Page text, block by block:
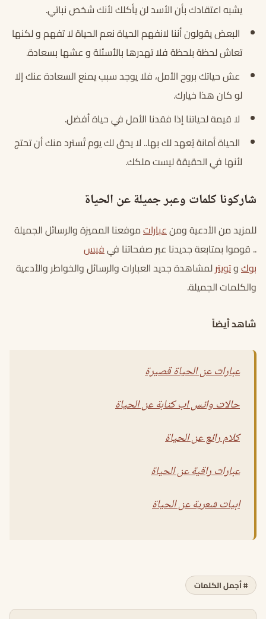
يشبه اعتقادك بأن الأسد لن يأكلك لأنك شخص نباتي.
البعض يقولون أننا لانفهم الحياة نعم الحياة لا تفهم و لكنها
تعاش لحظة بلحظة فلا تهدرها بالأسئلة و عشها بسعادة.
عش حياتك بروح الأمل، فلا يوجد سبب يمنع السعادة عنك إلا
لو كان هذا خيارك.
لا قيمة لحياتنا إذا فقدنا الأمل في حياة أفضل.
الحياة أمانة يُعهد لك بها.. لا يحق لك يوم تُسترد منك أن تحتج
لأنها في الحقيقة ليست ملكك.
شاركونا كلمات وعبر جميلة عن الحياة
للمزيد من الأدعية ومنعباراتموفعنا المميزة والرسائل الجميلة
.. قوموا بمتابعة جديدنا عبر صفحاتنا فيفيس
بوكوتويترلمشاهدة جديد العبارات والرسائل والخواطر والأدعية
والكلمات الجميلة.
شاهد أيضاً
عبارات عن الحياة قصيرة
حالات واتس اب كتابة عن الحياة
كلام رائع عن الحياة
عبارات راقية عن الحياة
ابيات شعرية عن الحياة
# أجمل الكلمات